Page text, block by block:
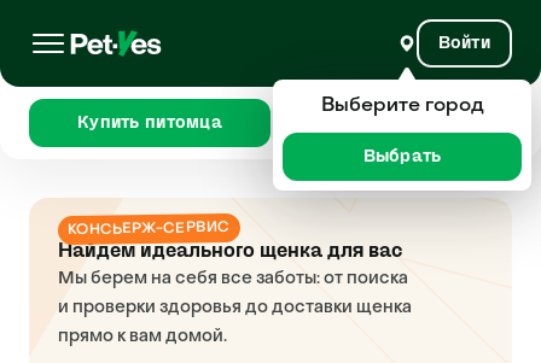
Войти
Купить питомца
КОНСЬЕРЖ-СЕРВИС
Найдем идеального щенка для вас
Мы берем на себя все заботы: от поиска
и проверки здоровья до доставки щенка
прямо к вам домой.
Выберите город
Выбрать